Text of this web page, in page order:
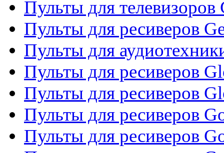
Пульты для телевизоров
Пульты для ресиверов
Пульты для
Пульты для ресиверов
Пульты для ресиверов
Пульты для ресиверов
Пульты для ресиверов